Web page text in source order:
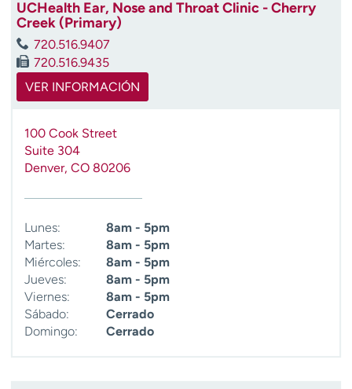
e
a
e
n
c
UCHealth Ear, Nose and Throat Clinic - Cherry
Creek (Primary)
720.516.9407
720.516.9435
VER INFORMACIÓN
100 Cook Street
Suite 304
Denver, CO 80206
Lunes:
8am - 5pm
Martes:
8am - 5pm
Miércoles:
8am - 5pm
Jueves:
8am - 5pm
Viernes:
8am - 5pm
Sábado:
Cerrado
Domingo:
Cerrado